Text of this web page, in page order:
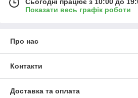
Показати весь графік роботи
Про нас
Контакти
Доставка та оплата